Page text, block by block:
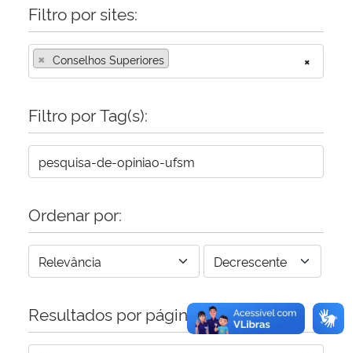
Ministério do Turismo
Ministério do Desenvolvimento Regional
Controladoria-Geral da União
Secretaria de Governo
Gabinete de Segurança Institucional
Advocacia-Geral da União
Filtro por sites:
×
× Conselhos Superiores
Filtro por Tag(s):
Ordenar por:
Resultados por página: